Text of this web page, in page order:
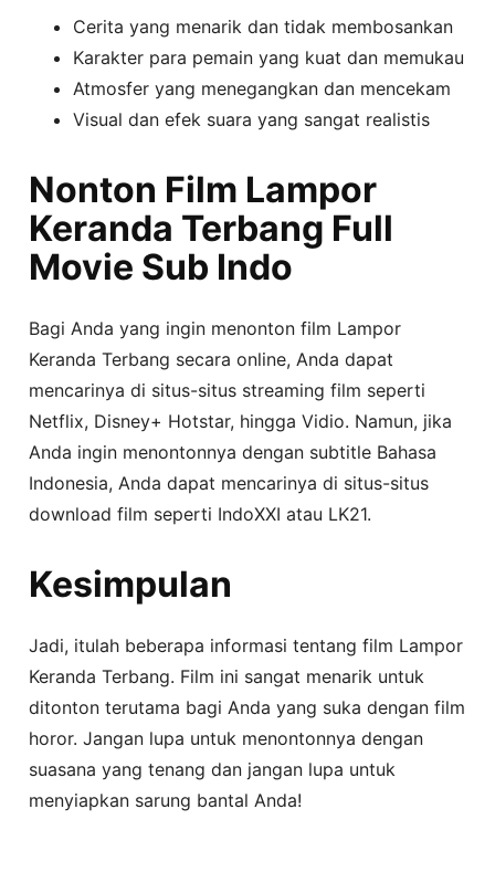
Cerita yang menarik dan tidak membosankan
Karakter para pemain yang kuat dan memukau
Atmosfer yang menegangkan dan mencekam
Visual dan efek suara yang sangat realistis
Nonton Film Lampor
Keranda Terbang Full
Movie Sub Indo
Bagi Anda yang ingin menonton film Lampor
Keranda Terbang secara online, Anda dapat
mencarinya di situs-situs streaming film seperti
Netflix, Disney+ Hotstar, hingga Vidio. Namun, jika
Anda ingin menontonnya dengan subtitle Bahasa
Indonesia, Anda dapat mencarinya di situs-situs
download film seperti IndoXXI atau LK21.
Kesimpulan
Jadi, itulah beberapa informasi tentang film Lampor
Keranda Terbang. Film ini sangat menarik untuk
ditonton terutama bagi Anda yang suka dengan film
horor. Jangan lupa untuk menontonnya dengan
suasana yang tenang dan jangan lupa untuk
menyiapkan sarung bantal Anda!